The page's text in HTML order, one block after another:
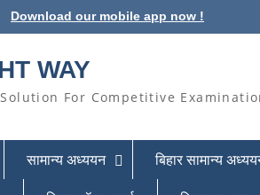
Download our mobile app now !
WAY
For Competitive
सामान्य अध्ययन बिहार सामान्य